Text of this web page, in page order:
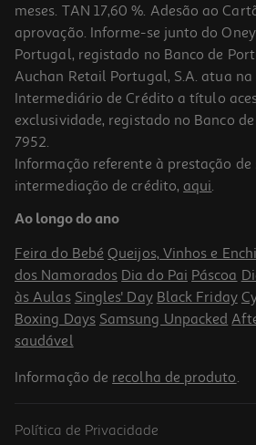
-40%
4.8
Spray Nivea Sun Babies & Kids Sensitive
57.56 €/Lt
14,39 €
Promoção
-40%
meses. TAN 17,60 %. Adesão ao
aprovação. Informe-se junto do
Portugal, registado no Banco de
Auchan Retail Portugal, S.A. atua
Intermediário de Crédito a título
exclusividade, registado no Banco
7952.
Informação referente à prestação de
intermediação de crédito, aqui.
Ao longo do ano
Feira do Bebé Queijos, Vinhos e
dos Namorados Dia do Pai Páscoa
às Aulas Singles' Day Black Friday
Boxing Days Samsung Unpacked
saudável
Informação de recolha de produto.
Política de Privacidade